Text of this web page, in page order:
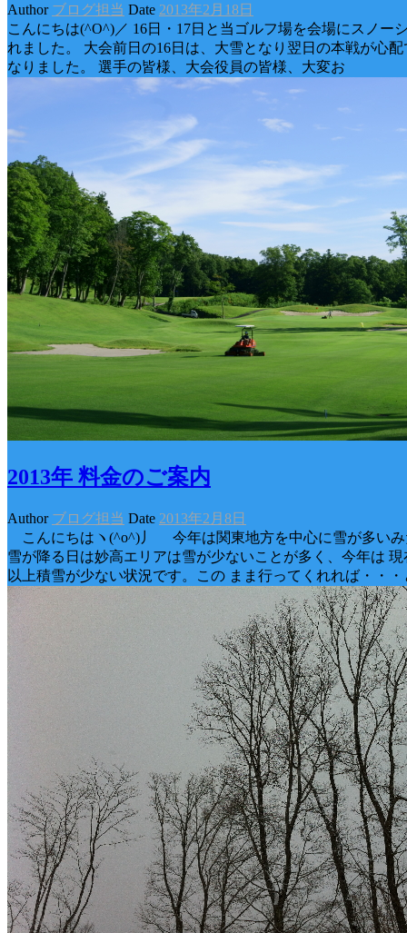
Author ブログ担当 Date 2013年2月18日
こんにちは(^O^)／ 16日・17日と当ゴルフ場を会場にスノー
れました。 大会前日の16日は、大雪となり翌日の本戦が心
なりました。 選手の皆様、大会役員の皆様、大変お
2013年 料金のご案内
Author ブログ担当 Date 2013年2月8日
こんにちはヽ(^o^)丿 今年は関東地方を中心に雪が多いみ
雪が降る日は妙高エリアは雪が少ないことが多く、今年は
以上積雪が少ない状況です。この まま行ってくれれば・・・